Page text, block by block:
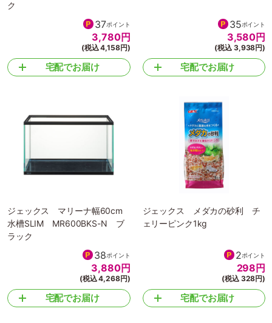
ク
37ポイント
3,780円
(税込 4,158円)
宅配でお届け
35ポイント
3,580円
(税込 3,938円)
宅配でお届け
ジェックス マリーナ幅60cm
水槽SLIM MR600BKS-N ブ
ラック
38ポイント
3,880円
(税込 4,268円)
宅配でお届け
ジェックス メダカの砂利 チ
ェリーピンク1kg
2ポイント
298 円
(税込 328円)
宅配でお届け